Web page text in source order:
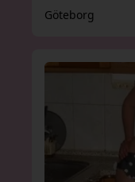
Göteborg